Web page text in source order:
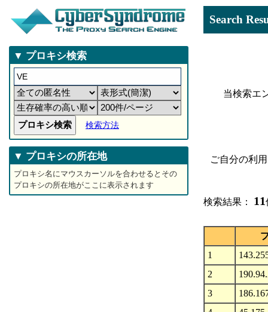
▼ プロキシ検索
検索方法
▼ プロキシの所在地
プロキシ名にマウスカーソルを合わせるとその
プロキシの所在地がここに表示されます
Search
当検索エ
ご自分の利
検索結果： 11
1
2
3